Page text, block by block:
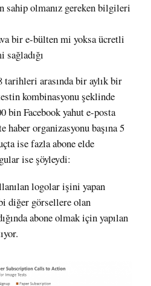
sahip olmanız gereken bilgileri
bir e-bülten mi yoksa ücretli
tarihleri arasında bir aylık bir
kombinasyonu şeklinde
bin Facebook yahut e-posta
haber organizasyonu başına 5
ise fazla abone elde
ise şöyleydi:
logolar işini yapan
diğer görsellere olan
abone olmak için yapılan